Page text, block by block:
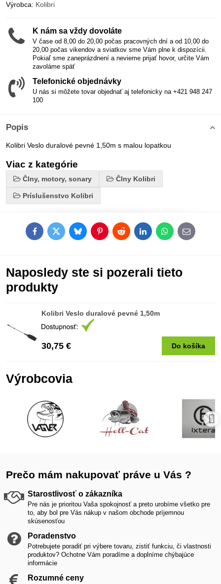
Výrobca: Kolibri
K nám sa vždy dovoláte
V čase od 8,00 do 20,00 počas pracovných dní a od 10,00 do
20,00 počas vikendov a sviatkov sme Vám plne k dispozícii.
Pokiaľ sme zaneprázdnení a nevieme prijať hovor, určite Vám
zavoláme späť
Telefonické objednávky
U nás si môžete tovar objednať aj telefonicky na +421 948 247
100
Popis
Kolibri Veslo duralové pevné 1,50m s malou lopatkou
Viac z kategórie
Člny, motory, sonary Člny Kolibri
Príslušenstvo Kolibri
FacebookTwitterBlueskyPinterestRedditLinkedInWhatsApp
E-
mail
Naposledy ste si pozerali tieto
produkty
Kolibri Veslo duralové pevné 1,50m
30,75 € Do košíka
Výrobcovia
Prečo mám nakupovať práve u Vás ?
Starostlivosť o zákazníka
Pre nás je prioritou Vaša spokojnosť a preto urobíme všetko pre
to, aby bol pre Vás nákup v našom obchode príjemnou
skúsenosťou
Poradenstvo
Potrebujete poradiť pri výbere tovaru, zistiť funkciu, či vlastnosti
produktov? Ochotne Vám poradíme a doplníme chýbajúce
informácie
Rozumné ceny